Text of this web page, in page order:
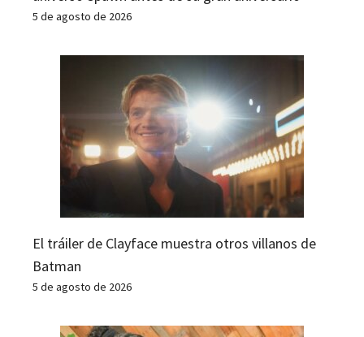
5 de agosto de 2026
El tráiler de Clayface muestra otros villanos de
Batman
5 de agosto de 2026